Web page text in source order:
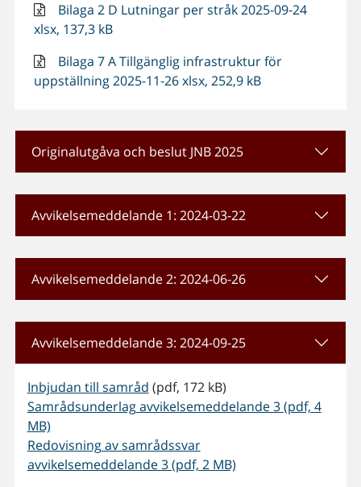
Bilaga 2 D Lutningar per stråk 2025-09-24
xlsx, 137,3 kB
Bilaga 7 A Tillgänglig infrastruktur för
uppställning 2025-11-26 xlsx, 252,9 kB
Originalutgåva och beslut JNB 2025
Avvikelsemeddelande 1: 2024-03-22
Avvikelsemeddelande 2: 2024-06-26
Avvikelsemeddelande 3: 2024-09-25
Inbjudan till samråd (pdf, 172 kB)
Samrådsunderlag avvikelsemeddelande 3 (pdf, 4
MB)
Redovisning av samrådssvar
avvikelsemeddelande 3 (pdf, 2 MB)